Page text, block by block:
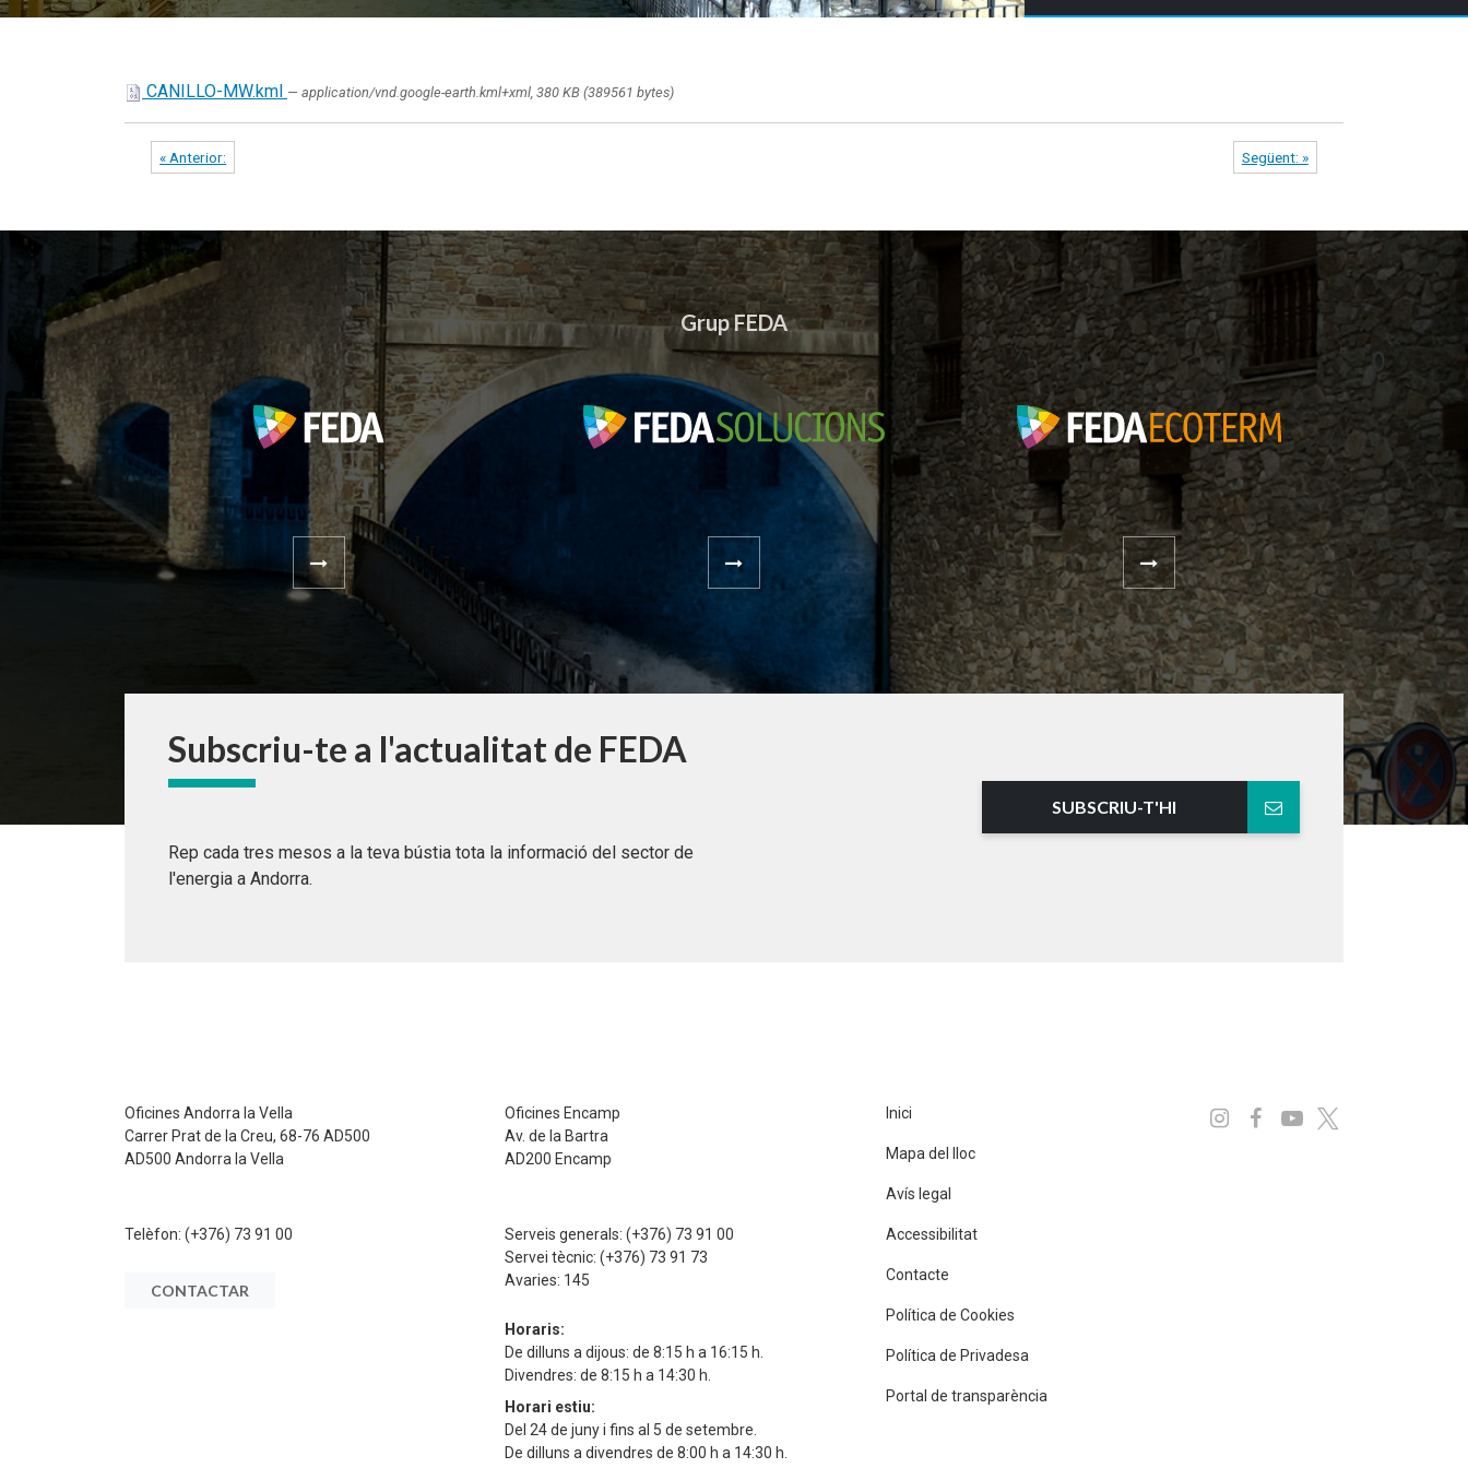
CANILLO-MW.kml — application/vnd.google-earth.kml+xml, 380 KB (389561 bytes)
« Anterior: Següent: »
Grup FEDA
Subscriu-te a l'actualitat de FEDA
Rep cada tres mesos a la teva bústia tota la informació del sector de
l'energia a Andorra.
SUBSCRIU-T'HI
Oficines Andorra la Vella
Carrer Prat de la Creu, 68-76 AD500
AD500 Andorra la Vella
Telèfon: (+376) 73 91 00
CONTACTAR
Oficines Encamp
Av. de la Bartra
AD200 Encamp
Serveis generals:(+376) 73 91 00
Servei tècnic:(+376) 73 91 73
Avaries: 145
Horaris:
De dilluns a dijous: de 8:15 h a 16:15 h.
Divendres: de 8:15 h a 14:30 h.
Horari estiu:
Del 24 de juny i fins al 5 de setembre.
De dilluns a divendres de 8:00 h a 14:30 h.
Inici
Mapa del lloc
Avís legal
Accessibilitat
Contacte
Política de Cookies
Política de Privadesa
Portal de transparència
Instagram
Facebook
Youtube